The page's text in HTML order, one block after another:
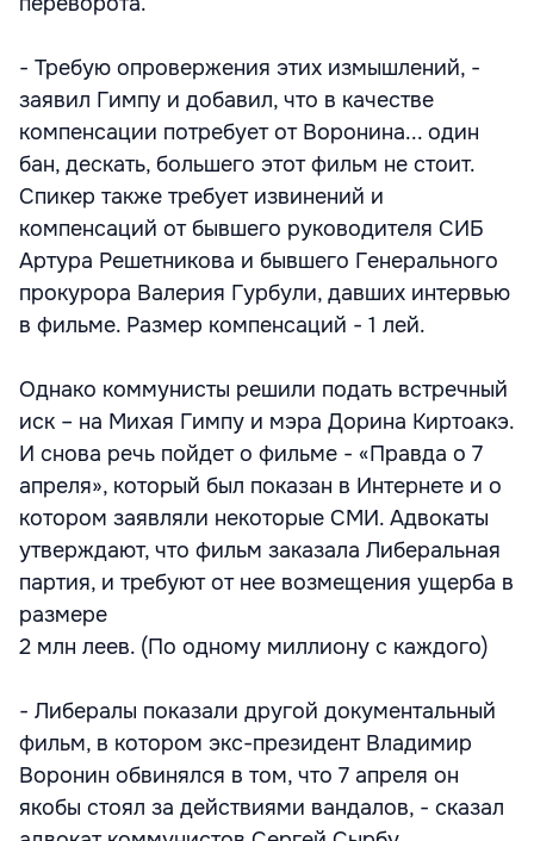
- Требую опровержения этих измышлений, -
заявил Гимпу и добавил, что в качестве
компенсации потребует от Воронина... один
бан, дескать, большего этот фильм не стоит.
Спикер также требует извинений и
компенсаций от бывшего руководителя СИБ
Артура Решетникова и бывшего Генерального
прокурора Валерия Гурбули, давших интервью
в фильме. Размер компенсаций - 1 лей.
Однако коммунисты решили подать встречный
иск – на Михая Гимпу и мэра Дорина Киртоакэ.
И снова речь пойдет о фильме - «Правда о 7
апреля», который был показан в Интернете и о
котором заявляли некоторые СМИ. Адвокаты
утверждают, что фильм заказала Либеральная
партия, и требуют от нее возмещения ущерба в
размере
2 млн леев. (По одному миллиону с каждого)
- Либералы показали другой документальный
фильм, в котором экс-президент Владимир
Воронин обвинялся в том, что 7 апреля он
якобы стоял за действиями вандалов, - сказал